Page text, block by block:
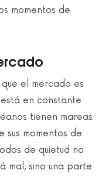
momentos de
el mercado es
en constante
tienen mareas
sus momentos de
de quietud no
mal, sino una parte